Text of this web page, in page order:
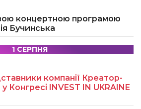
концертною програмою
Бучинська
1 СЕРПНЯ
компанії Креатор-
Конгресі INVEST IN UKRAINE